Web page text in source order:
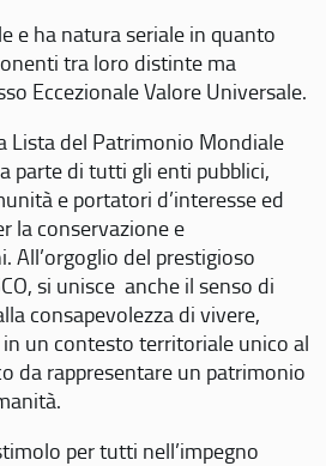
e ha natura seriale in quanto
tra loro distinte ma
Eccezionale Valore Universale.
Lista del Patrimonio Mondiale
parte di tutti gli enti pubblici,
e portatori d’interesse ed
la conservazione e
All’orgoglio del prestigioso
si unisce anche il senso di
consapevolezza di vivere,
un contesto territoriale unico al
da rappresentare un patrimonio
per tutti nell’impegno